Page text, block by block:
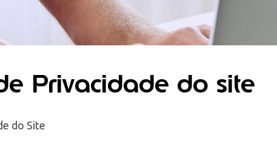
Privacidade do site
do Site